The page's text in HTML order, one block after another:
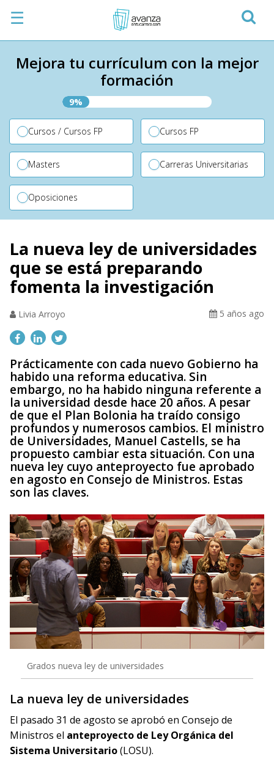
☰
Mejora tu currículum con la mejor
formación
9%
Cursos / Cursos FP Cursos FP
Masters Carreras Universitarias
Oposiciones
La nueva ley de universidades
que se está preparando
fomenta la investigación
Livia Arroyo 5 años ago
Prácticamente con cada nuevo Gobierno ha
habido una reforma educativa. Sin
embargo, no ha habido ninguna referente a
la universidad desde hace 20 años. A pesar
de que el Plan Bolonia ha traído consigo
profundos y numerosos cambios. El ministro
de Universidades, Manuel Castells, se ha
propuesto cambiar esta situación. Con una
nueva ley cuyo anteproyecto fue aprobado
en agosto en Consejo de Ministros. Estas
son las claves.
Grados nueva ley de universidades
La nueva ley de universidades
El pasado 31 de agosto se aprobó en Consejo de
Ministros el anteproyecto de Ley Orgánica del
Sistema Universitario(LOSU).